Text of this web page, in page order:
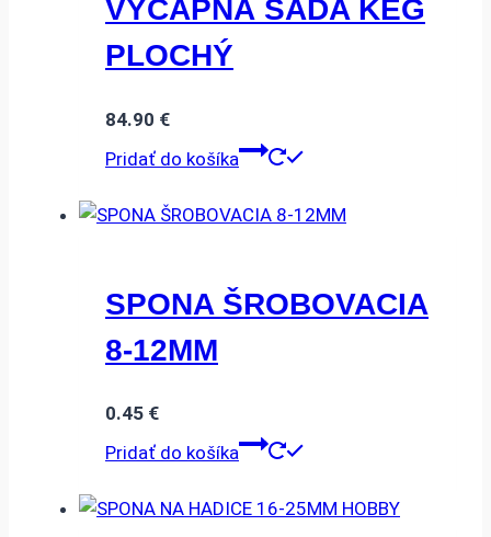
VÝČAPNÁ SADA KEG
PLOCHÝ
84.90 €
Pridať do košíka
SPONA ŠROBOVACIA
8-12MM
0.45 €
Pridať do košíka